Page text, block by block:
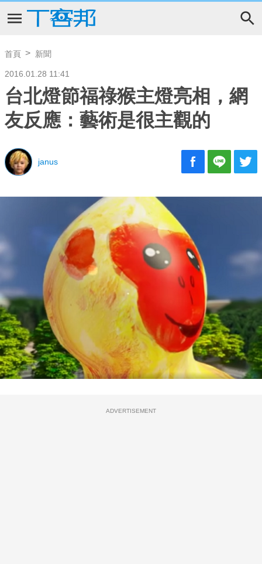
首頁 新聞
2016.01.28 11:41
台北燈節福祿猴主燈亮相，網
友反應：藝術是很主觀的
janus
ADVERTISEMENT